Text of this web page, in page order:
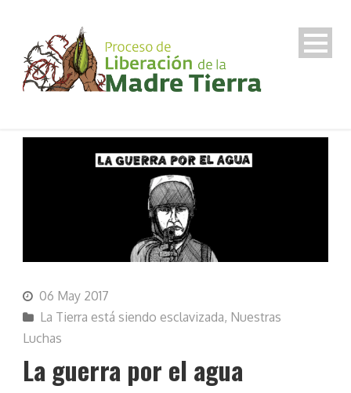
06 May 2017
La Tierra está siendo esclavizada, Nuestras
Luchas
La guerra por el agua